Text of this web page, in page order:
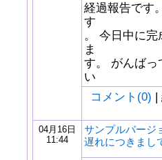
経過報告です
す
。 今日中に
ま
す。 がんばっ
い
コメント(0) |
04月16日
11:44
サンプルバージ
遅れにつきまし